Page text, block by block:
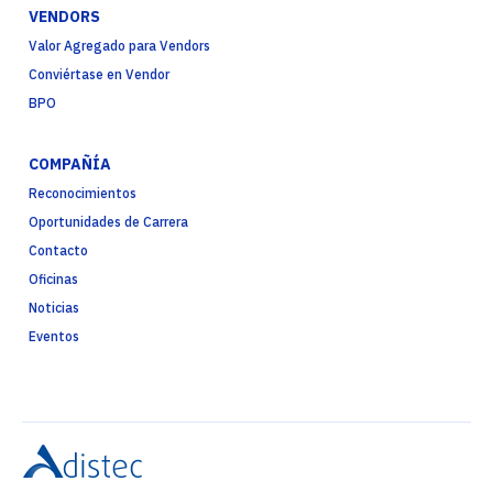
VENDORS
Valor Agregado para Vendors
Conviértase en Vendor
BPO
COMPAÑÍA
Reconocimientos
Oportunidades de Carrera
Contacto
Oficinas
Noticias
Eventos